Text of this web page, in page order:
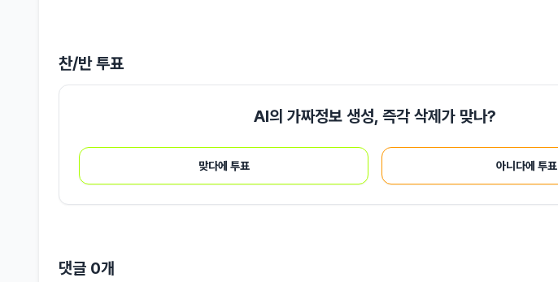
찬/반 투표
AI의 가짜정보 생성, 즉각 삭제가 맞나?
맞다에 투표 아니다에 투표
댓글 0개